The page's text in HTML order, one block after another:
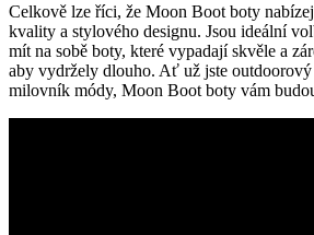
Celkově lze říci, ‍že Moon Boot ‌boty
kvality a stylového ‌designu. Jsou ideální
mít na sobě boty, ​které vypadají skvěle ​a
aby vydržely dlouho. Ať už jste outdoorový
milovník módy, Moon Boot⁣ boty ‍vám